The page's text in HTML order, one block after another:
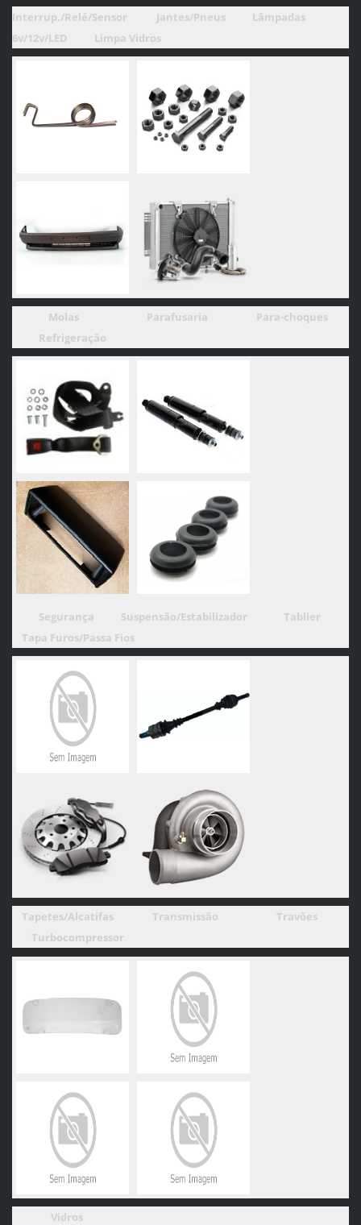
Interrup./Relé/Sensor Jantes/Pneus Lâmpadas
6v/12v/LED Limpa Vidros
Molas Parafusaria Para-choques
Refrigeração
Segurança Suspensão/Estabilizador Tablier
Tapa Furos/Passa Fios
Tapetes/Alcatifas Transmissão Travões
Turbocompressor
Vidros